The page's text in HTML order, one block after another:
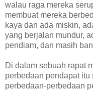
walau raga mereka
membuat mereka
kaya dan ada miskin,
yang berjalan mundur,
pendiam, dan masih
Di dalam sebuah rapat
perbedaan pendapat
perbedaan-perbedaan